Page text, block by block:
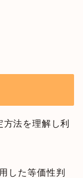
法を理解し利
した等価性判